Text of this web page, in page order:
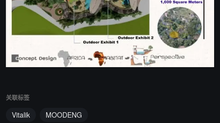
关联标签
Vitalik MOODENG